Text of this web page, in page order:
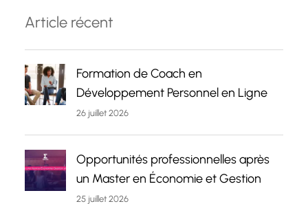
Article récent
Formation de Coach en
Développement Personnel en Ligne
26 juillet 2026
Opportunités professionnelles après
un Master en Économie et Gestion
25 juillet 2026